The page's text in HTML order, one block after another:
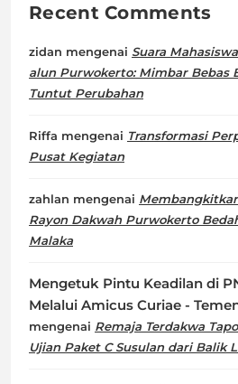
Recent Comments
zidan mengenai Suara
alun Purwokerto: Mimbar Bebas
Tuntut Perubahan
Riffa mengenai Transformasi
Pusat Kegiatan
zahlan mengenai
Rayon Dakwah Purwokerto
Malaka
Mengetuk Pintu Keadilan di
Melalui Amicus Curiae -
mengenai Remaja Terdakwa
Ujian Paket C Susulan dari Balik